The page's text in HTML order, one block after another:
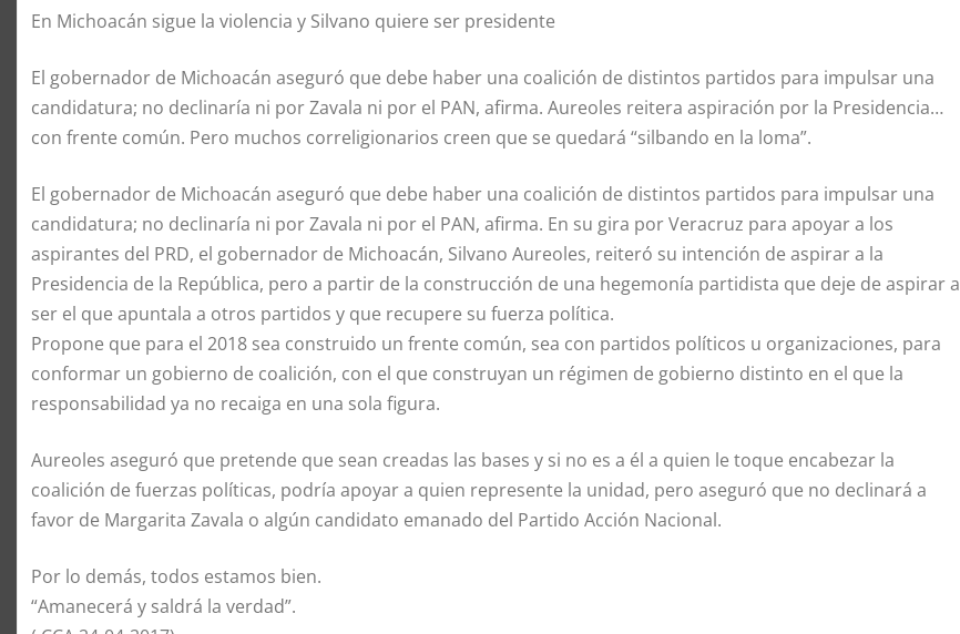
En Michoacán sigue la violencia y Silvano quiere ser presidente
El gobernador de Michoacán aseguró que debe haber una coalición de distintos partidos para impulsar una
candidatura; no declinaría ni por Zavala ni por el PAN, afirma. Aureoles reitera aspiración por la Presidencia…
con frente común. Pero muchos correligionarios creen que se quedará “silbando en la loma”.
El gobernador de Michoacán aseguró que debe haber una coalición de distintos partidos para impulsar una
candidatura; no declinaría ni por Zavala ni por el PAN, afirma. En su gira por Veracruz para apoyar a los
aspirantes del PRD, el gobernador de Michoacán, Silvano Aureoles, reiteró su intención de aspirar a la
Presidencia de la República, pero a partir de la construcción de una hegemonía partidista que deje de aspirar a
ser el que apuntala a otros partidos y que recupere su fuerza política.
Propone que para el 2018 sea construido un frente común, sea con partidos políticos u organizaciones, para
conformar un gobierno de coalición, con el que construyan un régimen de gobierno distinto en el que la
responsabilidad ya no recaiga en una sola figura.
Aureoles aseguró que pretende que sean creadas las bases y si no es a él a quien le toque encabezar la
coalición de fuerzas políticas, podría apoyar a quien represente la unidad, pero aseguró que no declinará a
favor de Margarita Zavala o algún candidato emanado del Partido Acción Nacional.
Por lo demás, todos estamos bien.
“Amanecerá y saldrá la verdad”.